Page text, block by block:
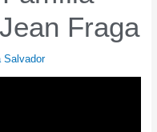
Fraga
Salvador